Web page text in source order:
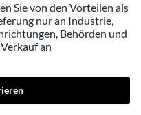
Sie von den Vorteilen als
nur an Industrie,
Behörden und
an